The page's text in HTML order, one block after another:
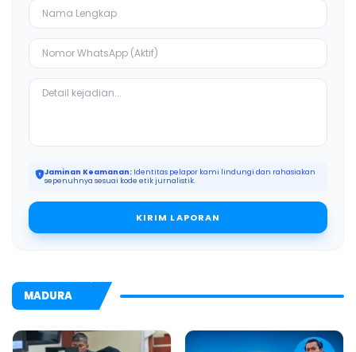
Jaminan Keamanan: Identitas pelapor kami lindungi dan rahasiakan
sepenuhnya sesuai kode etik jurnalistik.
KIRIM LAPORAN
MADURA